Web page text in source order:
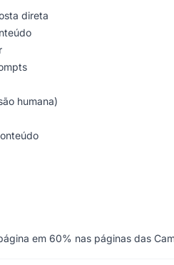
direta
humana)
em 60% nas páginas das